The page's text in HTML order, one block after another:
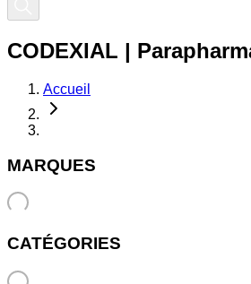
CODEXIAL |
Accueil
MARQUES
CATÉGORIES